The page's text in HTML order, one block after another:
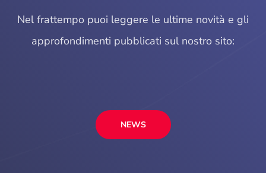
Nel frattempo puoi leggere le ultime novità e gli
approfondimenti pubblicati sul nostro sito:
NEWS